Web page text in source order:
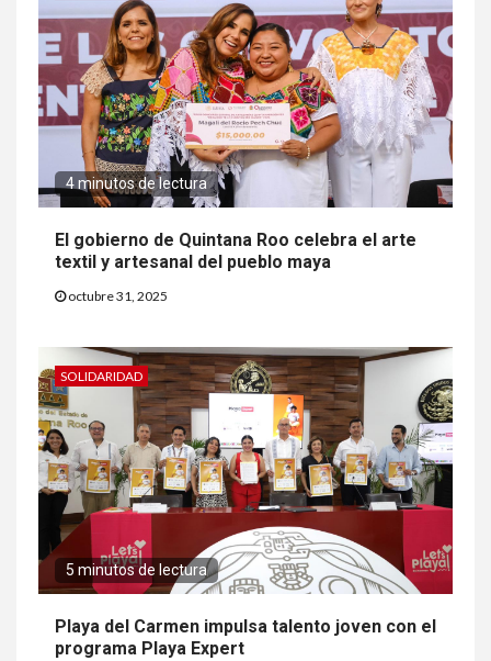
4 minutos de lectura
El gobierno de Quintana Roo celebra el arte
textil y artesanal del pueblo maya
octubre 31, 2025
SOLIDARIDAD
5 minutos de lectura
Playa del Carmen impulsa talento joven con el
programa Playa Expert